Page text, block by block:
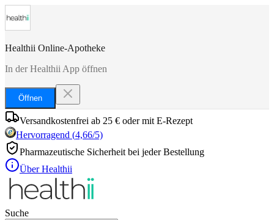
Healthii Online-Apotheke
In der Healthii App öffnen
Öffnen
Versandkostenfrei ab 25 € oder mit E-Rezept
Hervorragend (4,66/5)
Pharmazeutische Sicherheit bei jeder Bestellung
Über Healthii
Suche